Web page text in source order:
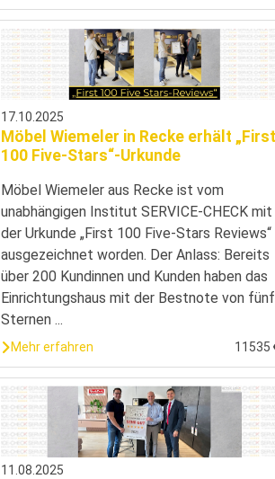
17.10.2025
Möbel Wiemeler in Recke erhält „First
100 Five-Stars“-Urkunde
Möbel Wiemeler aus Recke ist vom
unabhängigen Institut SERVICE-CHECK mit
der Urkunde „First 100 Five-Stars Reviews“
ausgezeichnet worden. Der Anlass: Bereits
über 200 Kundinnen und Kunden haben das
Einrichtungshaus mit der Bestnote von fünf
Sternen ...
Mehr erfahren 11535
11.08.2025